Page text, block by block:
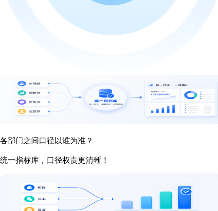
各部门之间口径以谁为准？
统一指标库，口径权责更清晰！